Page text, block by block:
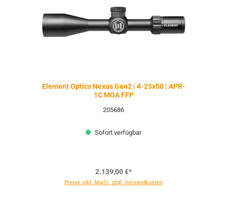
Element Optics Nexus Gen2 | 4-25x50 | APR-
1C MOA FFP
205686
Sofort verfügbar
2.139,00 €*
Preise inkl. MwSt. zzgl. Versandkosten